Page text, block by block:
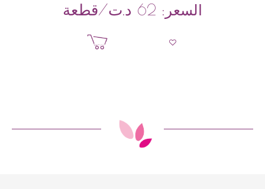
السعر:62 د.ت/قطعة
إضافة إلى السلة